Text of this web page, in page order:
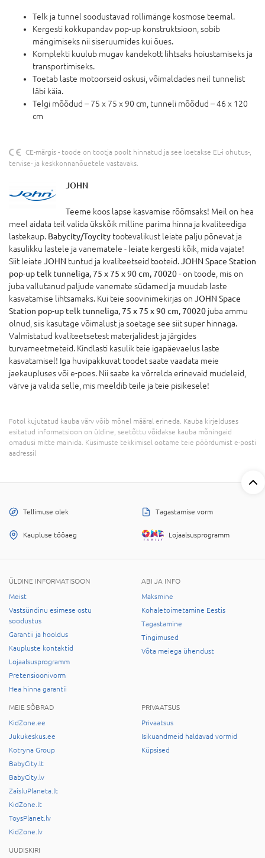
Telk ja tunnel soodustavad rollimänge kosmose teemal.
Kergesti kokkupandav pop-up konstruktsioon, sobib
mängimiseks nii siseruumides kui õues.
Komplekti kuulub mugav kandekott lihtsaks hoiustamiseks ja
transportimiseks.
Toetab laste motoorseid oskusi, võimaldades neil tunnelist
läbi käia.
Telgi mõõdud – 75 x 75 x 90 cm, tunneli mõõdud – 46 x 120
cm
CE-märgis - toode on tootja poolt hinnatud ja see loetakse EL-i ohutus-,
tervise- ja keskkonnanõuetele vastavaks.
JOHN
Teeme koos lapse kasvamise rõõmsaks! Meil on hea
meel aidata teil valida ükskõik milline parima hinna ja kvaliteediga
lastekaup. Babycity/Toycity tootevalikust leiate palju põnevat ja
kasulikku lastele ja vanematele - leiate kergesti kõik, mida vajate!
Siit leiate JOHN tuntud ja kvaliteetseid tooteid.JOHN Space Station
pop-up telk tunneliga, 75 x 75 x 90 cm, 70020- on toode, mis on
juba vallutanud paljude vanemate südamed ja muudab laste
kasvatamise lihtsamaks. Kui teie soovinimekirjas on JOHN Space
Station pop-up telk tunneliga, 75 x 75 x 90 cm, 70020 juba ammu
olnud, siis kasutage võimalust ja soetage see siit super hinnaga.
Valmistatud kvaliteetsetest materjalidest ja järgides
turvameetmeteid. Kindlasti kasulik teie igapäevaelus laste
kasvatamisel! Iga huvipakkuvat toodet saate vaadata meie
jaekaupluses või e-poes. Nii saate ka võrrelda erinevaid mudeleid,
värve ja valida selle, mis meeldib teile ja teie pisikesele!
Fotol kujutatud kauba värv võib mõnel määral erineda. Kauba kirjelduses
esitatud informatsioon on üldine, seetõttu võidakse kauba mõningaid
omadusi mitte mainida. Küsimuste tekkimisel ootame teie pöördumist e-posti
aadressil
Tellimuse olek Tagastamise vorm
Kaupluse tööaeg Lojaalsusprogramm
ÜLDINE INFORMATISOON
Meist
Vastsündinu esimese ostu
soodustus
Garantii ja hooldus
Kaupluste kontaktid
Lojaalsusprogramm
Pretensioonivorm
Hea hinna garantii
ABI JA INFO
Maksmine
Kohaletoimetamine Eestis
Tagastamine
Tingimused
Võta meiega ühendust
MEIE SÕBRAD
KidZone.ee
Jukukeskus.ee
Kotryna Group
BabyCity.lt
BabyCity.lv
ZaisluPlaneta.lt
KidZone.lt
ToysPlanet.lv
KidZone.lv
PRIVAATSUS
Privaatsus
Isikuandmeid haldavad vormid
Küpsised
UUDISKIRI